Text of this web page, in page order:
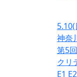
5.10(
神奈
第5
クリ
E1 E2